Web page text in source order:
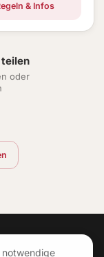
& Infos
oder